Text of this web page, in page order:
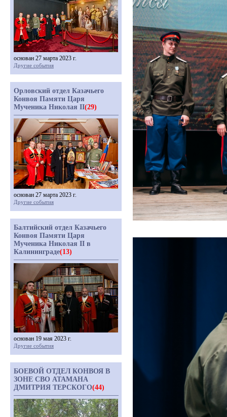
основан 27 марта 2023 г.
Другие события
Орловский отдел Казачьего
Конвоя Памяти Царя
Мученика Николая II(29)
основан 27 марта 2023 г.
Другие события
Балтийский отдел Казачьего
Конвоя Памяти Царя
Мученика Николая II в
Калининграде(13)
основан 19 мая 2023 г.
Другие события
БОЕВОЙ ОТДЕЛ КОНВОЯ В
ЗОНЕ СВО АТАМАНА
ДМИТРИЯ ТЕРСКОГО(44)